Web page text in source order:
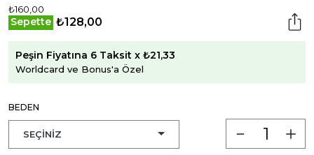
₺160,00
Sepette ₺128,00
Peşin Fiyatına 6 Taksit x ₺21,33
Worldcard ve Bonus'a Özel
BEDEN